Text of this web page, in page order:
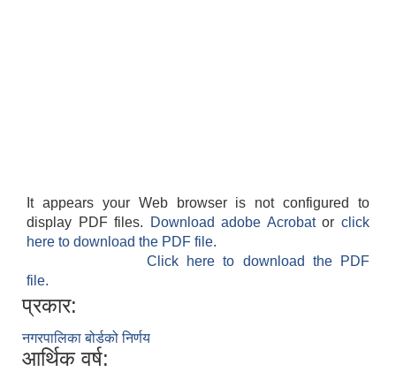
It appears your Web browser is not configured to
display PDF files.
Download adobe Acrobatorclick
here to download the PDF file.
Click here to download the PDF
file.
प्रकार:
नगरपालिका बोर्डको निर्णय
आर्थिक वर्ष: